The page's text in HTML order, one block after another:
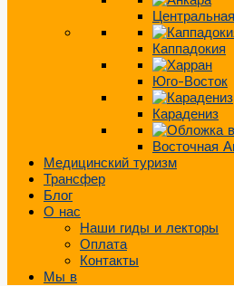
Каппадокия
Юго-Восток
Карадениз
Восточная
Медицинский туризм
Трансфер
Блог
О нас
Наши гиды и лекторы
Оплата
Контакты
Мы в